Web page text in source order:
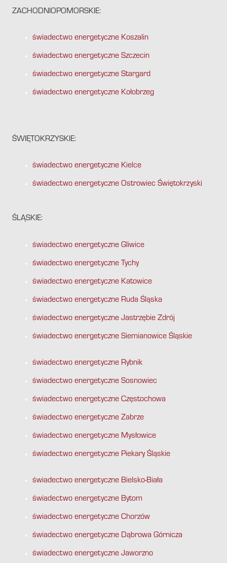
ZACHODNIOPOMORSKIE:
świadectwo energetyczne Koszalin
świadectwo energetyczne Szczecin
świadectwo energetyczne Stargard
świadectwo energetyczne Kołobrzeg
ŚWIĘTOKRZYSKIE:
świadectwo energetyczne Kielce
świadectwo energetyczne Ostrowiec Świętokrzyski
ŚLĄSKIE:
świadectwo energetyczne Gliwice
świadectwo energetyczne Tychy
świadectwo energetyczne Katowice
świadectwo energetyczne Ruda Śląska
świadectwo energetyczne Jastrzębie Zdrój
świadectwo energetyczne Siemianowice Śląskie
świadectwo energetyczne Rybnik
świadectwo energetyczne Sosnowiec
świadectwo energetyczne Częstochowa
świadectwo energetyczne Zabrze
świadectwo energetyczne Mysłowice
świadectwo energetyczne Piekary Śląskie
świadectwo energetyczne Bielsko-Biała
świadectwo energetyczne Bytom
świadectwo energetyczne Chorzów
świadectwo energetyczne Dąbrowa Górnicza
świadectwo energetyczne Jaworzno